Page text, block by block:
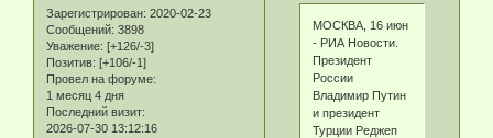
Зарегистрирован: 2020-02-23
Сообщений: 3898
Уважение: [+126/-3]
Позитив: [+106/-1]
Провел на форуме:
1 месяц 4 дня
Последний визит:
2026-07-30 13:12:16
МОСКВА, 16 июн
- РИА Новости.
Президент
России
Владимир Путин
и президент
Турции Реджеп